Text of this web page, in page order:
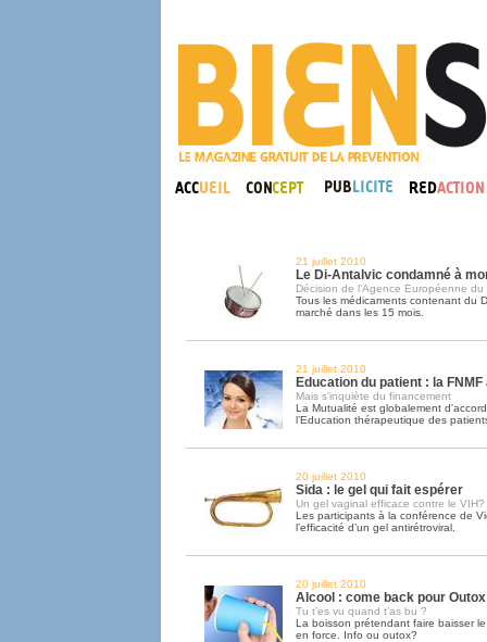
21 juillet 2010
Le Di-Antalvic condamné à
Décision de l’Agence Européenne du
Tous les médicaments contenant du
marché dans les 15 mois.
21 juillet 2010
Education du patient : la
Mais s'inquiète du financement
La Mutualité est globalement
l’Education thérapeutique des
20 juillet 2010
Sida : le gel qui fait espérer
Un gel vaginal efficace contre le VIH?
Les participants à la conférence de
l’efficacité d’un gel antirétroviral.
20 juillet 2010
Alcool : come back pour Outox
Tu t’es vu quand t’as bu ?
La boisson prétendant faire baisser
en force. Info ou outox?